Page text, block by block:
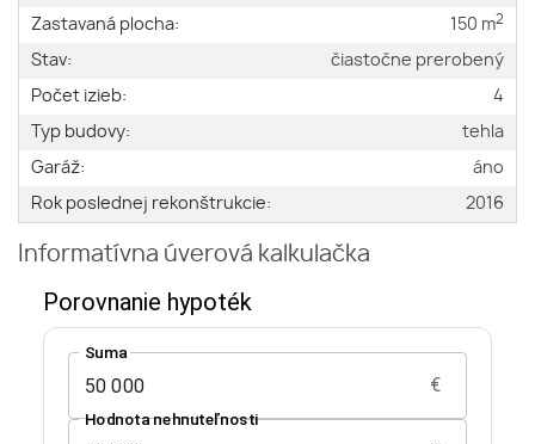
Zastavaná plocha: 150 m2
Stav:
čiastočne prerobený
Počet izieb:
4
Typ budovy:
tehla
Garáž:
áno
Rok poslednej rekonštrukcie:
2016
Informatívna úverová kalkulačka